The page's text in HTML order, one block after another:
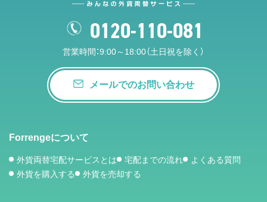
0120-110-081
営業時間：9:00～18:00（土日祝を除く）
メールでのお問い合わせ
Forrengeについて
外貨両替宅配サービスとは 宅配までの流れ
よくある質問
外貨を購入する
外貨を売却する